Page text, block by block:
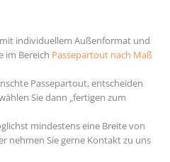
individuellem Außenformat und
im Bereich Passepartout nach Maß
Passepartout, entscheiden
Sie dann „fertigen zum
mindestens eine Breite von
nehmen Sie gerne Kontakt zu uns